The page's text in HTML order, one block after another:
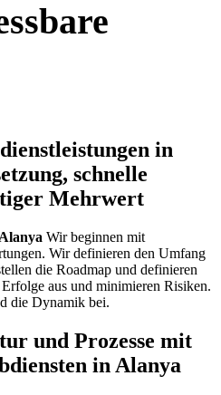
in
schnelle
Mehrwert
Wir beginnen mit
Wir definieren den Umfang
die Roadmap und definieren
aus und minimieren Risiken.
die Dynamik bei.
und Prozesse mit
in Alanya